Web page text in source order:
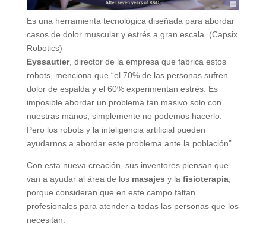
Es una herramienta tecnológica diseñada para abordar
casos de dolor muscular y estrés a gran escala. (Capsix
Robotics)
Eyssautier, director de la empresa que fabrica estos
robots, menciona que “el 70% de las personas sufren
dolor de espalda y el 60% experimentan estrés. Es
imposible abordar un problema tan masivo solo con
nuestras manos, simplemente no podemos hacerlo.
Pero los robots y la inteligencia artificial pueden
ayudarnos a abordar este problema ante la población”.
Con esta nueva creación, sus inventores piensan que
van a ayudar al área de los masajes y la fisioterapia,
porque consideran que en este campo faltan
profesionales para atender a todas las personas que los
necesitan.